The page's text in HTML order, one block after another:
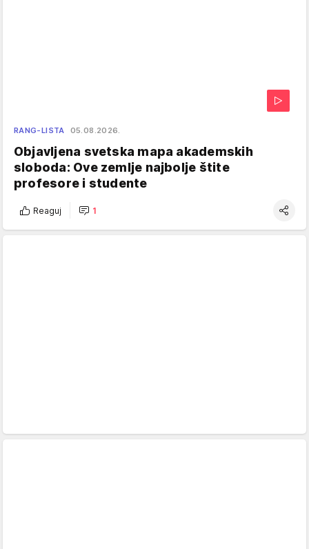
RANG-LISTA 05.08.2026.
Objavljena svetska mapa akademskih
sloboda: Ove zemlje najbolje štite
profesore i studente
Reaguj 1